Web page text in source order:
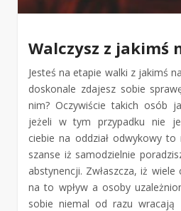
Walczysz z jakimś
Jesteś na etapie walki z jakimś
doskonale zdajesz sobie
nim? Oczywiście takich osób
jeżeli w tym przypadku nie
ciebie na oddział odwykowy to
szanse iż samodzielnie
abstynencji. Zwłaszcza, iż wiele
na to wpływ a osoby
sobie niemal od razu